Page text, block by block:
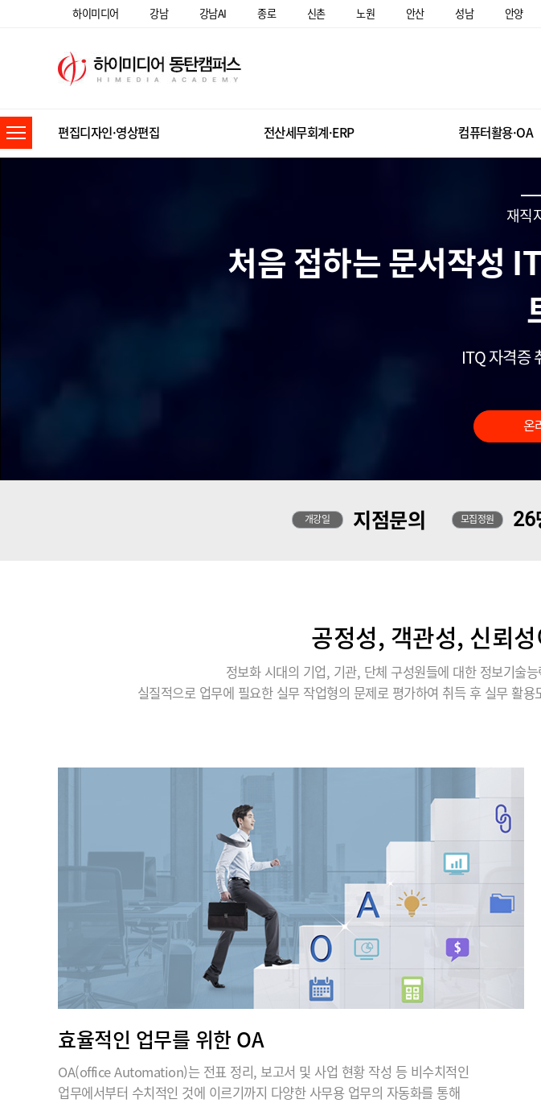
하이미디어 강남 강남AI 종로 신촌 노원 안산 성남 안양
편집디자인·영상편집 전산세무회계·ERP 컴퓨터활용·OA
재직
처음 접하는 문서작성
ITQ 자격증
온
개강일 지점문의 모집정원 26
공정성, 객관성, 신뢰
정보화 시대의 기업, 기관, 단체 구성원들에 대한 정보기술
실질적으로 업무에 필요한 실무 작업형의 문제로 평가하여 취득 후 실무 활
효율적인 업무를 위한 OA
OA(office Automation)는 전표 정리, 보고서 및 사업 현황 작성 등 비수치적인
업무에서부터 수치적인 것에 이르기까지 다양한 사무용 업무의 자동화를 통해